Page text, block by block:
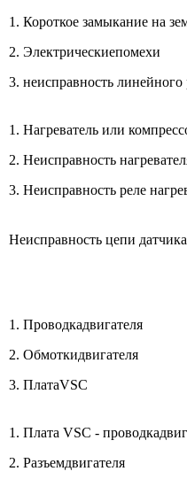
1. Короткое замыкание на
2. Электрическиепомехи
3. неисправность
1. Нагреватель или
2. Неисправность
3. Неисправность реле
Неисправность цепи
1. Проводкадвигателя
2. Обмоткидвигателя
3. ПлатаVSC
1. Плата VSC -
2. Разъемдвигателя